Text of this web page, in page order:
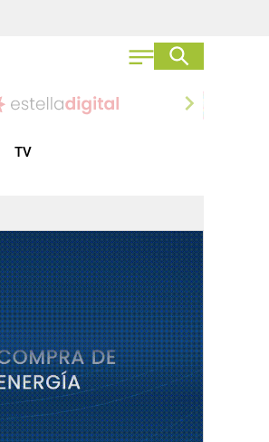
chevron_right
TV